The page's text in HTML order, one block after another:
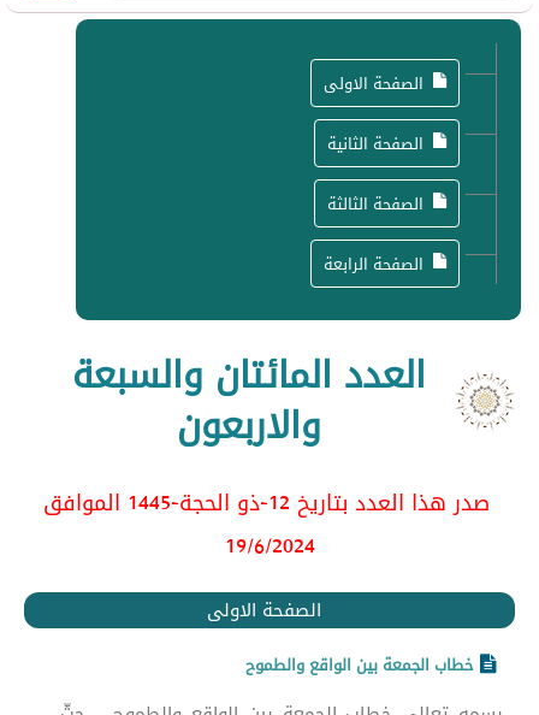
الصفحة الاولى
الصفحة الثانية
الصفحة الثالثة
الصفحة الرابعة
العدد المائتان والسبعة
والاربعون
صدر هذا العدد بتاريخ 12-ذو الحجة-1445 الموافق
19/6/2024
الصفحة الاولى
خطاب الجمعة بين الواقع والطموح